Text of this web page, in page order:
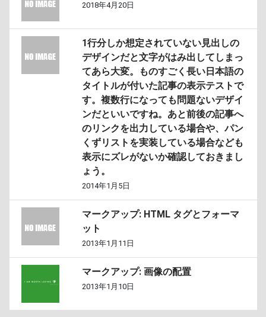
2018年4月20日
1行分しか想定されていない見出しの
デザインだと文字がはみ出してしまっ
てあら大変。ものすごく長い日本語の
タイトルが付いた記事の表示テストで
す。複数行になっても問題ないデザイ
ンだといいですね。あと前後の記事へ
のリンクを出力している場合や、パン
くずリストを実装している場合なども
表示にズレがないか確認しておきまし
ょう。
2014年1月5日
マークアップ: HTML タグとフォーマ
ット
2013年1月11日
マークアップ: 画像の配置
2013年1月10日